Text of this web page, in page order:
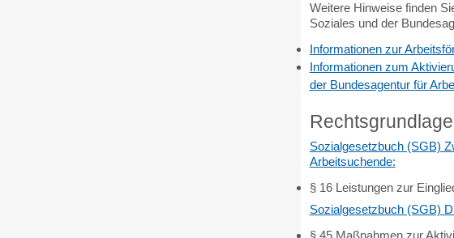
Weitere Hinweise finden
Soziales und der
Informationen zur
Informationen zum
der Bundesagentur für
Rechtsgrundlage
Sozialgesetzbuch (SGB)
Arbeitsuchende:
§ 16 Leistungen zur
Sozialgesetzbuch (SGB)
§ 45 Maßnahmen zur